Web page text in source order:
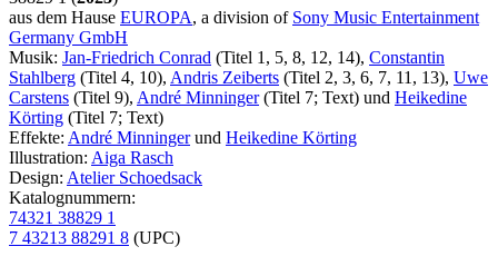
aus dem Hause EUROPA, a division of Sony Music Entertainment
Germany GmbH
Musik: Jan-Friedrich Conrad (Titel 1, 5, 8, 12, 14), Constantin
Stahlberg (Titel 4, 10), Andris Zeiberts (Titel 2, 3, 6, 7, 11, 13), Uwe
Carstens (Titel 9), André Minninger(Titel 7; Text) und Heikedine
Körting (Titel 7; Text)
Effekte: André Minningerund Heikedine Körting
Illustration: Aiga Rasch
Design: Atelier Schoedsack
Katalognummern:
74321 38829 1
7 43213 88291 8 (UPC)